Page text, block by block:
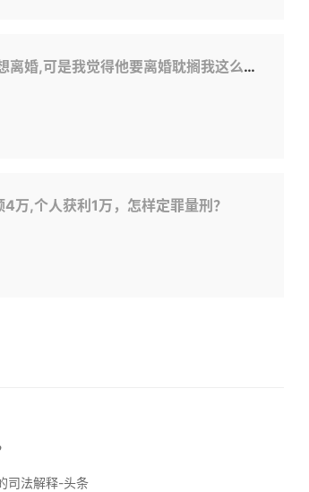
损失费,我想咨询一下我的要求我这么做才能达到,对方给法官送礼了,但是我没有送,我该怎么做才好
万,个人获利1万，怎样定罪量刑？
司法解释-头条